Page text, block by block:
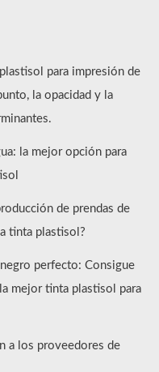
para impresión de
la opacidad y la
la mejor opción para
de prendas de
tinta plastisol?
perfecto: Consigue
mejor tinta plastisol para
a los proveedores de